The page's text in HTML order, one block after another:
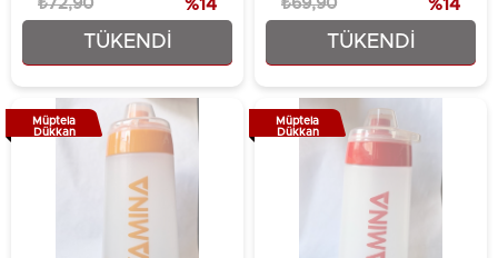
TÜKENDI
₺62,90
₺72,90 %14
TÜKENDI
₺59,90
₺69,90 %14
Müptela
Dükkan
Müptela
Dükkan